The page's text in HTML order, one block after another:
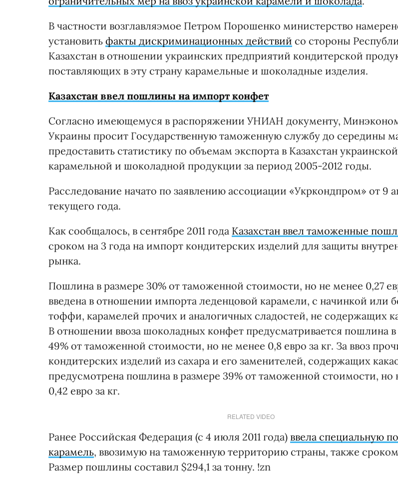
В частности возглавляэмое Петром Порошенко министерство
установить факты дискриминационных действий со стороны
Казахстан в отношении украинских предприятий кондитерской
поставляющих в эту страну карамельные и шоколадные изделия.
Казахстан ввел пошлины на импорт конфет
Согласно имеющемуся в распоряжении УНИАН документу,
Украины просит Государственную таможенную службу до середины
предоставить статистику по объемам экспорта в Казахстан украинской
карамельной и шоколадной продукции за период 2005-2012 годы.
Расследование начато по заявлению ассоциации «Укркондпром» от 9
текущего года.
Как сообщалось, в сентябре 2011 года Казахстан ввел таможенные
сроком на 3 года на импорт кондитерских изделий для защиты
рынка.
Пошлина в размере 30% от таможенной стоимости, но не менее 0,27
введена в отношении импорта леденцовой карамели, с начинкой или
тоффи, карамелей прочих и аналогичных сладостей, не содержащих
В отношении ввоза шоколадных конфет предусматривается пошлина в
49% от таможенной стоимости, но не менее 0,8 евро за кг. За ввоз
кондитерских изделий из сахара и его заменителей, содержащих
предусмотрена пошлина в размере 39% от таможенной стоимости, но
0,42 евро за кг.
RELATED VIDEO
Ранее Российская Федерация (с 4 июля 2011 года) ввела специальную
карамель, ввозимую на таможенную территорию страны, также сроком
Размер пошлины составил $294,1 за тонну. !zn